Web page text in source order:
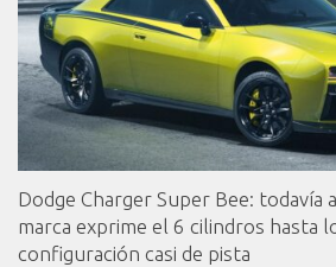
Dodge Charger Super Bee: todavía
marca exprime el 6 cilindros hasta
configuración casi de pista